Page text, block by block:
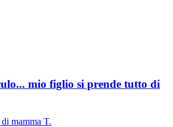
mio figlio si prende tutto di
mamma T.